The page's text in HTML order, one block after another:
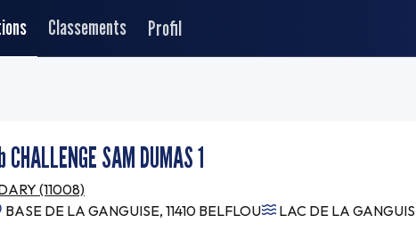
Classements Profil
SAM DUMAS 1
(11008)
BASE DE LA GANGUISE, 11410 BELFLOU LAC DE LA